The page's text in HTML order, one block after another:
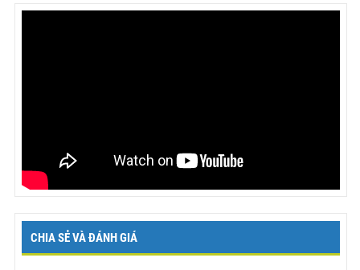
CHIA SẺ VÀ ĐÁNH GIÁ